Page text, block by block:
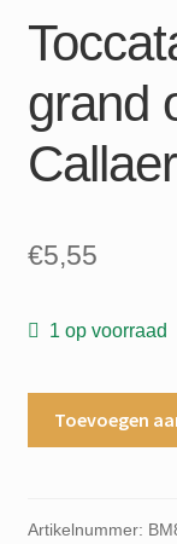
grand
€5,55
1 op voorraad
grand
Toevoegen
Artikelnummer: